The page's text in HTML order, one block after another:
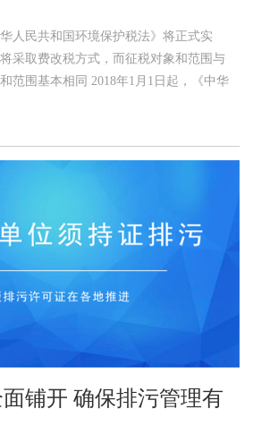
人民共和国环境保护税法》将正式实
采取费改税方式，而征税对象和范围与
范围基本相同 2018年1月1日起，《中华
铺开 确保排污管理有